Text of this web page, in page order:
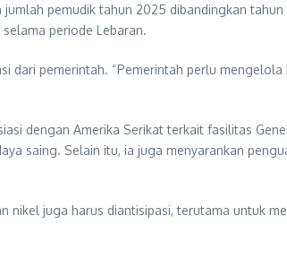
pemudik tahun 2025 dibandingkan
periode Lebaran.
pemerintah. “Pemerintah perlu
dengan Amerika Serikat terkait fasilitas
saing. Selain itu, ia juga menyarankan
nikel juga harus diantisipasi, terutama untuk